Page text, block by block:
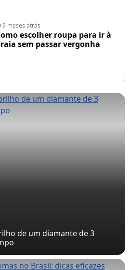
9 meses atrás
escolher roupa para ir à
sem passar vergonha
de um diamante de 3